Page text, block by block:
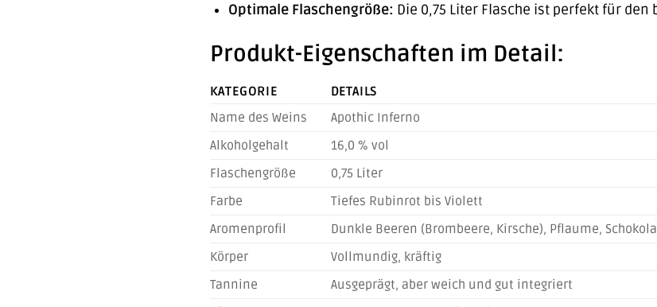
Optimale Flaschengröße: Die 0,75 Liter Flasche ist perfekt für
Produkt-Eigenschaften im Detail:
KATEGORIE
DETAILS
Name des Weins
Apothic Inferno
Alkoholgehalt
16,0 % vol
Flaschengröße
0,75 Liter
Farbe
Tiefes Rubinrot bis Violett
Aromenprofil
Dunkle Beeren (Brombeere, Kirsche), Pflaume,
Körper
Vollmundig, kräftig
Tannine
Ausgeprägt, aber weich und gut integriert